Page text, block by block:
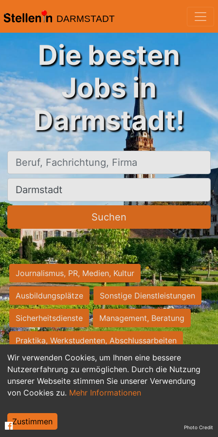
DARMSTADT
Wir verwenden Cookies, um Ihnen eine bessere
Nutzererfahrung zu ermöglichen. Durch die Nutzung
unserer Webseite stimmen Sie unserer Verwendung
von Cookies zu. Mehr Informationen
Zustimmen
Die besten
Jobs in
Darmstadt!
Beruf, Fachrichtung, Firma
Ort, Stadt
Suchen
Journalismus, PR, Medien, Kultur
Ausbildungsplätze Sonstige Dienstleistungen
Sicherheitsdienste Management, Beratung
Praktika, Werkstudenten, Abschlussarbeiten
Personalwesen Assistenz, Sekretariat
Hilfskräfte, Aushilfs- und Nebenjobs
Weiterbildung, Studium, duale Ausbildung Photo Credit